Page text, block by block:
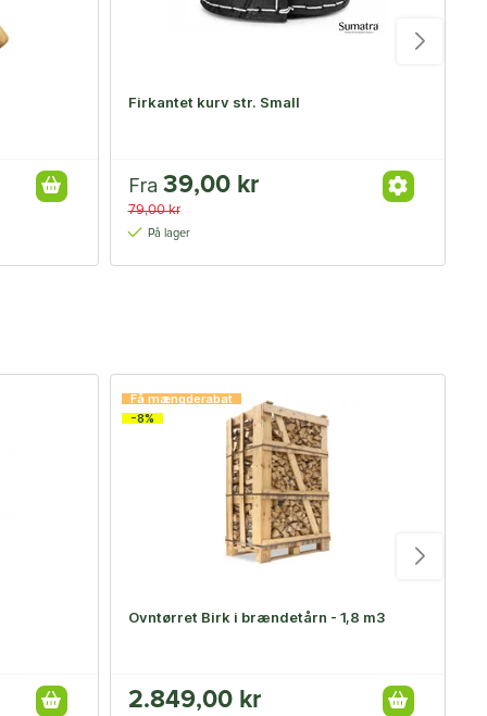
Firkantet kurv str. Small
Fra 39,00 kr
79,00 kr
På lager
Få mængderabat
-8%
Ovntørret Birk i brændetårn - 1,8 m3
2.849,00 kr